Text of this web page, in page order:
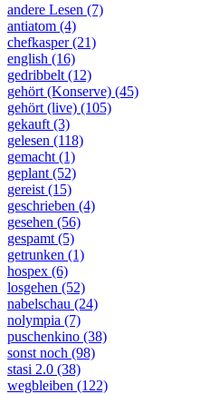
andere Lesen (7)
antiatom (4)
chefkasper (21)
english (16)
gedribbelt (12)
gehört (Konserve) (45)
gehört (live) (105)
gekauft (3)
gelesen (118)
gemacht (1)
geplant (52)
gereist (15)
geschrieben (4)
gesehen (56)
gespamt (5)
getrunken (1)
hospex (6)
losgehen (52)
nabelschau (24)
nolympia (7)
puschenkino (38)
sonst noch (98)
stasi 2.0 (38)
wegbleiben (122)